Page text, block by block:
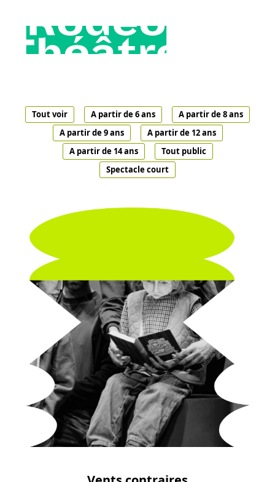
Tout voir A partir de 6 ans
A partir de 8 ans
A partir de 9 ans
A partir de 12 ans
A partir de 14 ans
Tout public
Spectacle court